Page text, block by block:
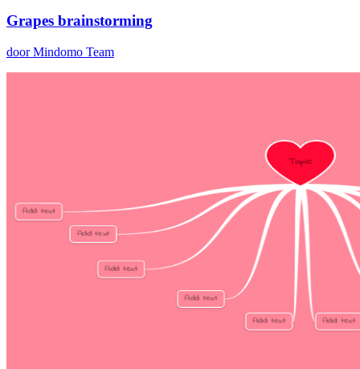
Grapes brainstorming
door Mindomo Team